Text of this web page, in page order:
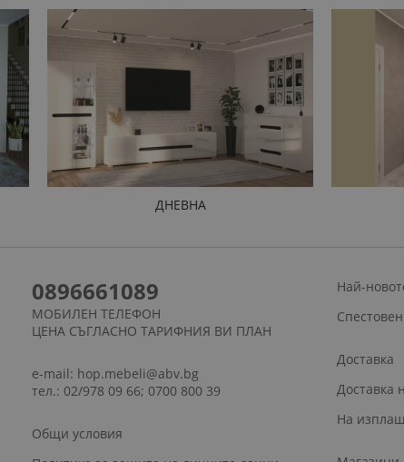
ДНЕВНА
0896661089
МОБИЛЕН ТЕЛЕФОН
ЦЕНА СЪГЛАСНО ТАРИФНИЯ ВИ ПЛАН
e-mail: hop.mebeli@abv.bg
тел.: 02/978 09 66; 0700 800 39
Общи условия
Най-
Доставка
Доставка
На